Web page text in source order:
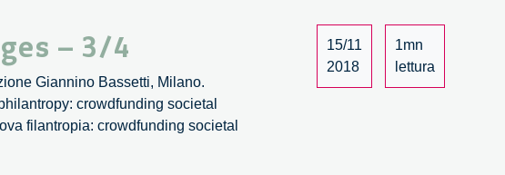
– 3/4
Giannino Bassetti, Milano.
crowdfunding societal
filantropia: crowdfunding societal
15/11
2018
1mn
lettura